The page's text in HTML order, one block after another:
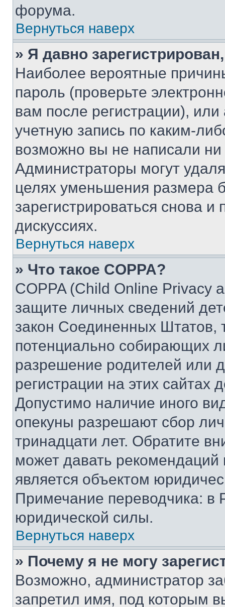
форума.
Вернуться наверх
» Я давно
Наиболее вероятные
пароль (проверьте
вам после регистрации),
учетную запись по каким-
возможно вы не написали
Администраторы могут
целях уменьшения размера
зарегистрироваться снова и
дискуссиях.
Вернуться наверх
» Что такое COPPA?
COPPA (Child Online Privacy
защите личных сведений
закон Соединенных Штатов,
потенциально собирающих
разрешение родителей или
регистрации на этих сайтах
Допустимо наличие иного
опекуны разрешают сбор
тринадцати лет. Обратите
может давать
является объектом
Примечание переводчика: в
юридической силы.
Вернуться наверх
» Почему я не могу
Возможно, администратор
запретил имя, под которым